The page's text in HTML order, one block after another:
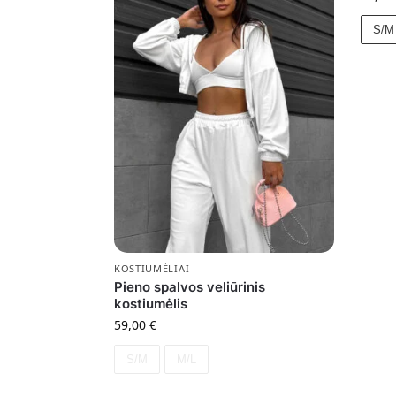
KOSTIUMĖLIAI
Pieno spalvos veliūrinis
kostiumėlis
59,00 €
S/M